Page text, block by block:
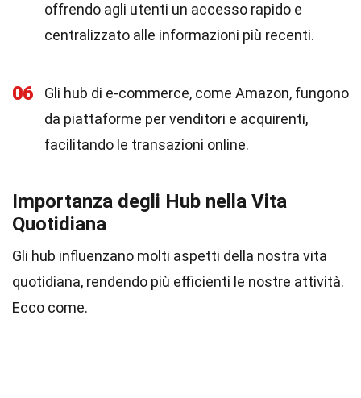
offrendo agli utenti un accesso rapido e
centralizzato alle informazioni più recenti.
06
Gli hub di e-commerce, come Amazon, fungono
da piattaforme per venditori e acquirenti,
facilitando le transazioni online.
Importanza degli Hub nella Vita
Quotidiana
Gli hub influenzano molti aspetti della nostra vita
quotidiana, rendendo più efficienti le nostre attività.
Ecco come.